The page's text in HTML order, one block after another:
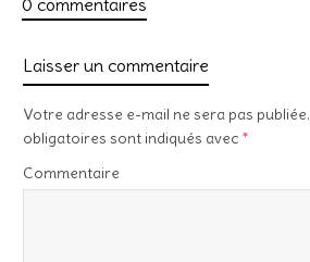
0 commentaires
Laisser un commentaire
Votre adresse e-mail ne sera pas publiée.
obligatoires sont indiqués avec *
Commentaire